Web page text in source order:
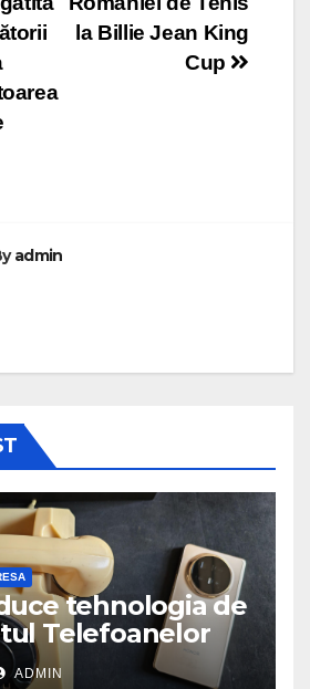
la Billie Jean King
Cup
admin
tehnologia de
Telefoanelor
ADMIN